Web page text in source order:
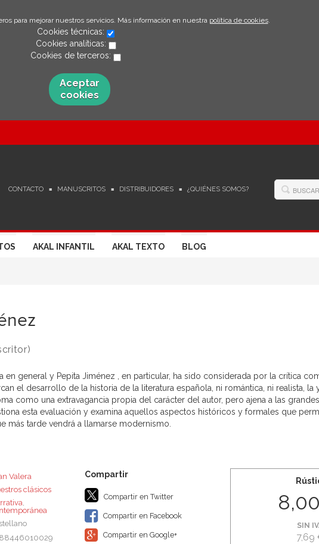
para mejorar nuestros servicios. Más información en nuestra política de cookies.
Cookies técnicas:
Cookies analíticas:
Cookies de terceros:
Aceptar
cookies
CONTACTO MANUSCRITOS DISTRIBUIDORES ¿QUIÉNES SOMOS?
AKAL INFANTIL AKAL TEXTO BLOG
en general y Pepita Jiménez , en particular, ha sido considerada por la crítica
el desarrollo de la historia de la literatura española, ni romántica, ni realista, la
como una extravagancia propia del carácter del autor, pero ajena a las
esta evaluación y examina aquellos aspectos históricos y formales que
más tarde vendrá a llamarse modernismo.
Valera
clásicos
,
Compartir en Twitter
Compartir en Facebook
Compartir en Google+
SIN
7,69